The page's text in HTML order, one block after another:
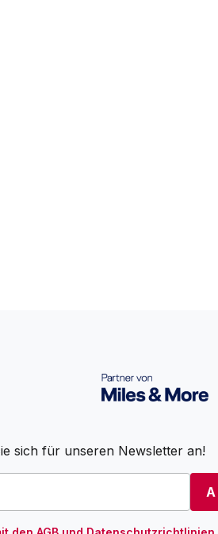
sich für unseren Newsletter an!